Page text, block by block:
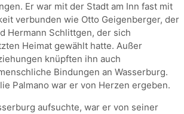
Er war mit der Stadt am Inn fast mit
verbunden wie Otto Geigenberger, der
Hermann Schlittgen, der sich
Heimat gewählt hatte. Außer
knüpften ihn auch
Bindungen an Wasserburg.
Palmano war er von Herzen ergeben.
aufsuchte, war er von seiner